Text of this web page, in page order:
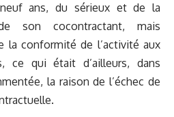
ans, du sérieux et de la
son cocontractant, mais
la conformité de l’activité aux
ce qui était d’ailleurs, dans
la raison de l’échec de